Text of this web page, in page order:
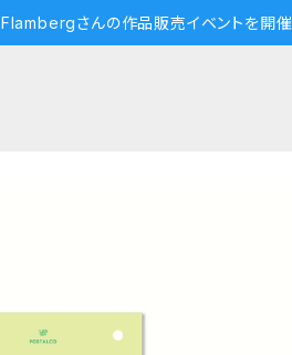
さんの作品販売イベントを開